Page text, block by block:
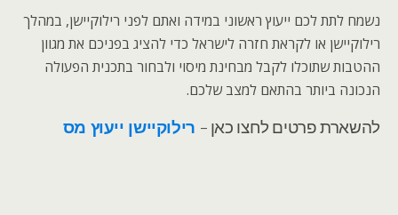
נשמח לתת לכם ייעוץ ראשוני במידה ואתם לפני רילוקיישן, במהלך
רילוקיישן או לקראת חזרה לישראל כדי להציג בפניכם את מגוון
ההטבות שתוכלו לקבל מבחינת מיסוי ולבחור בתכנית הפעולה
הנכונה ביותר בהתאם למצב שלכם.
להשארת פרטים לחצו כאן – רילוקיישן ייעוץ מס